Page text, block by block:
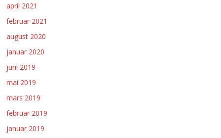
april 2021
februar 2021
august 2020
januar 2020
juni 2019
mai 2019
mars 2019
februar 2019
januar 2019